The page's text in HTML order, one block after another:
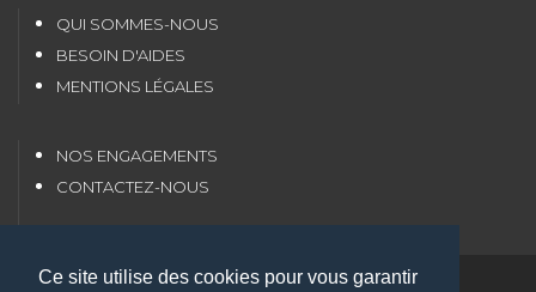
Ce site utilise des cookies pour vous garantir
QUI SOMMES-NOUS
BESOIN D'AIDES
MENTIONS LÉGALES
NOS ENGAGEMENTS
CONTACTEZ-NOUS